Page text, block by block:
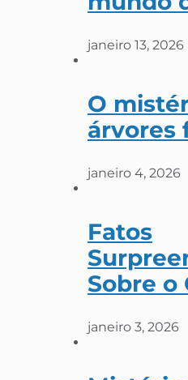
janeiro 13, 2026
O
árvores
janeiro 4, 2026
Fatos
Sobre o
janeiro 3, 2026